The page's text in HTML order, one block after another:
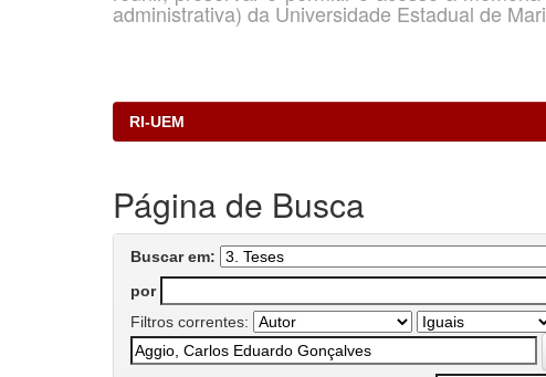
administrativa) da Universidade Estadual de
RI-UEM
Página de Busca
Buscar em:
por
Filtros correntes: